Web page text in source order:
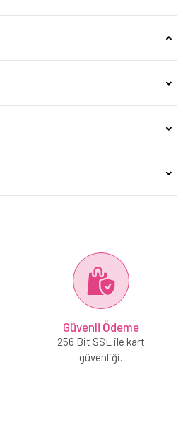
Güvenli Ödeme
256 Bit SSL ile kart
güvenliği.